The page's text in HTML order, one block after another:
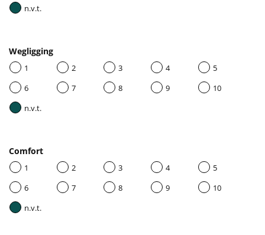
n.v.t.
Wegligging
1 2 3 4
5
6
7 8 9
10
n.v.t.
Comfort
1 2 3 4
5
6
7 8 9
10
n.v.t.